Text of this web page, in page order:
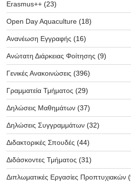
Erasmus++(23)
Open Day Aquaculture(18)
Ανανέωση Εγγραφής (16)
Ανώτατη Διάρκειας Φοίτησης (9)
Γενικές Ανακοινώσεις (396)
Γραμματεία Τμήματος (29)
Δηλώσεις Μαθημάτων(37)
Δηλώσεις Συγγραμμάτων(32)
Διδακτορικές Σπουδές (44)
Διδάσκοντες Τμήματος (31)
Διπλωματικές Εργασίες Προπτυχιακών